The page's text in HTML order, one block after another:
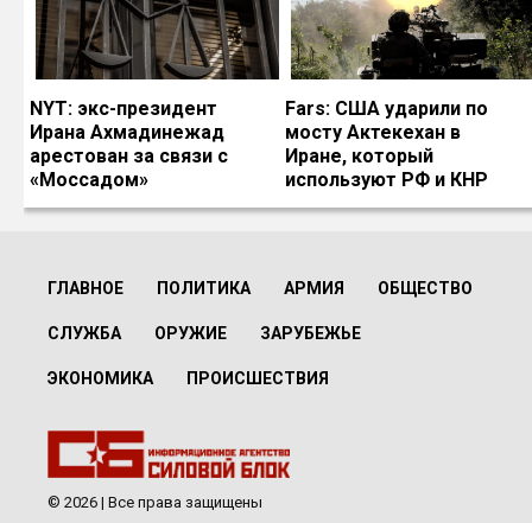
NYT: экс-президент
Ирана Ахмадинежад
арестован за связи с
«Моссадом»
Fars: США ударили по
мосту Актекехан в
Иране, который
используют РФ и КНР
ГЛАВНОЕ ПОЛИТИКА АРМИЯ ОБЩЕСТВО
СЛУЖБА ОРУЖИЕ ЗАРУБЕЖЬЕ
ЭКОНОМИКА ПРОИСШЕСТВИЯ
© 2026 | Все права защищены